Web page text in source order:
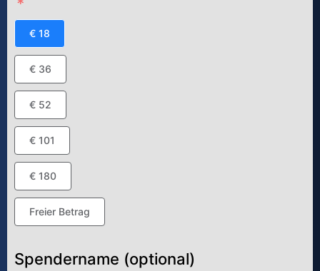
€ 18
€ 36
€ 52
€ 101
€ 180
Freier Betrag
Spendername (optional)